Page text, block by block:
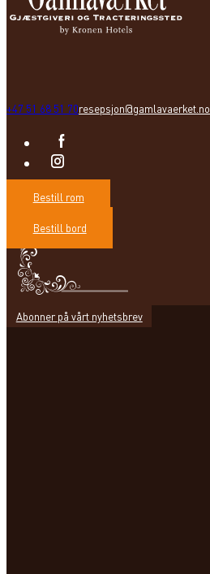
+47 51 68 51 70resepsjon@gamlavaerket.no
Bestill rom
Bestill bord
Abonner på vårt nyhetsbrev